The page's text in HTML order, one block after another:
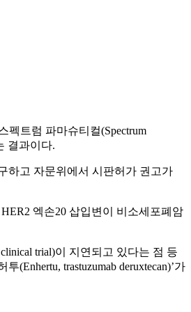
트럼 파마슈티컬(Spectrum
결과이다.
하고 자문위에서 시판허가 권고가
엑손20 삽입변이 비소세포폐암
trial)이 지연되고 있다는 점 등
trastuzumab deruxtecan)’가